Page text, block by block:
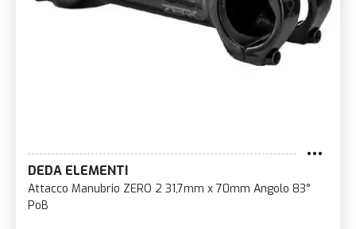
DEDA ELEMENTI
Attacco Manubrio ZERO 2 31,7mm x 70mm Angolo 83°
PoB